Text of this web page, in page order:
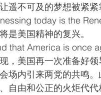
遥不可及的梦想被紧紧
today is the
是美国精神的复兴。
that America is once
，美国再一次准备好领
场内引来两党的共鸣
自由和公正的火炬代